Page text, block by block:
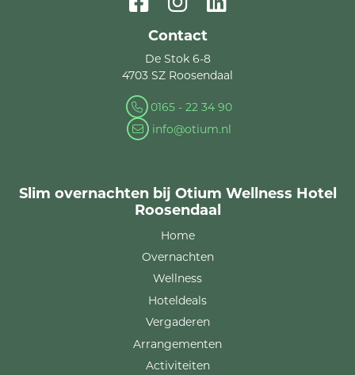
Contact
De Stok 6-8
4703 SZ Roosendaal
0165 - 22 34 90
info@otium.nl
Slim overnachten bij Otium Wellness Hotel
Roosendaal
Home
Overnachten
Wellness
Hoteldeals
Vergaderen
Arrangementen
Activiteiten